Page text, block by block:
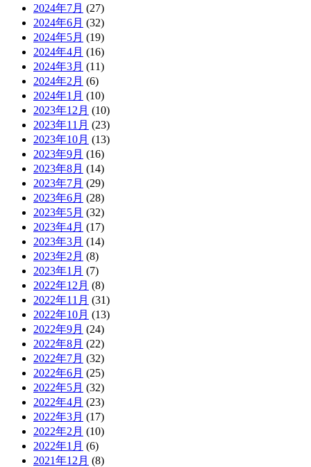
2024年7月 (27)
2024年6月 (32)
2024年5月 (19)
2024年4月 (16)
2024年3月 (11)
2024年2月 (6)
2024年1月 (10)
2023年12月 (10)
2023年11月 (23)
2023年10月 (13)
2023年9月 (16)
2023年8月 (14)
2023年7月 (29)
2023年6月 (28)
2023年5月 (32)
2023年4月 (17)
2023年3月 (14)
2023年2月 (8)
2023年1月 (7)
2022年12月 (8)
2022年11月 (31)
2022年10月 (13)
2022年9月 (24)
2022年8月 (22)
2022年7月 (32)
2022年6月 (25)
2022年5月 (32)
2022年4月 (23)
2022年3月 (17)
2022年2月 (10)
2022年1月 (6)
2021年12月 (8)